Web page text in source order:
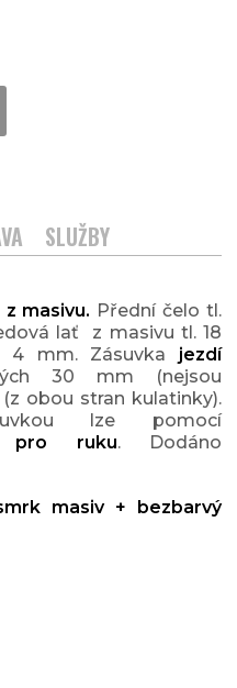
SLUŽBY
masivu. Přední čelo tl.
lať z masivu tl. 18
mm. Zásuvka jezdí
30 mm (nejsou
(z obou stran kulatinky).
lze pomocí
pro ruku.
Dodáno
masiv + bezbarvý